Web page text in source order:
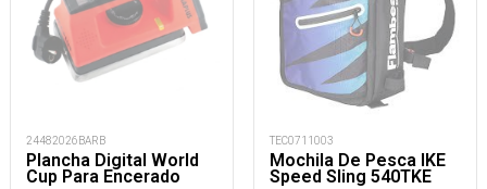
24482026BARB
Plancha Digital World
Cup Para Encerado
TEC0711003
Mochila De Pesca IKE
Speed Sling 540TKE